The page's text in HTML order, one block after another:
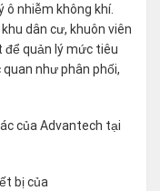
nhiễm không khí.
dân cư, khuôn viên
để quản lý mức tiêu
như phân phối,
của Advantech tại
bị của